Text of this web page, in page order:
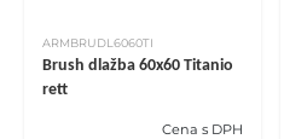
ARMBRUDL6060TI
Brush dlažba 60x60 Titanio
rett
Cena s DPH